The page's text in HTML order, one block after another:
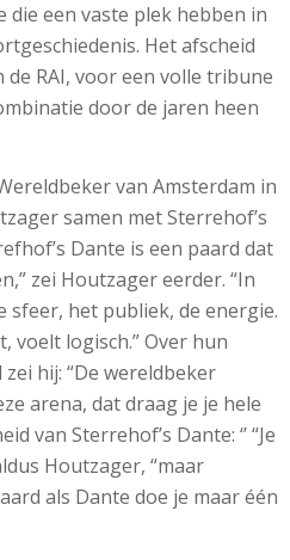
een vaste plek hebben in
Het afscheid
RAI, voor een volle tribune
door de jaren heen
van Amsterdam in
samen met Sterrehof’s
Dante is een paard dat
zei Houtzager eerder. “In
sfeer, het publiek, de energie.
voelt logisch.” Over hun
hij: “De wereldbeker
arena, dat draag je je hele
van Sterrehof’s Dante: ‘’ “Je
Houtzager, “maar
als Dante doe je maar één